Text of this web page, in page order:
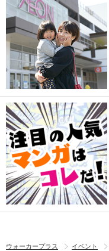
ウォーカープラス イベント